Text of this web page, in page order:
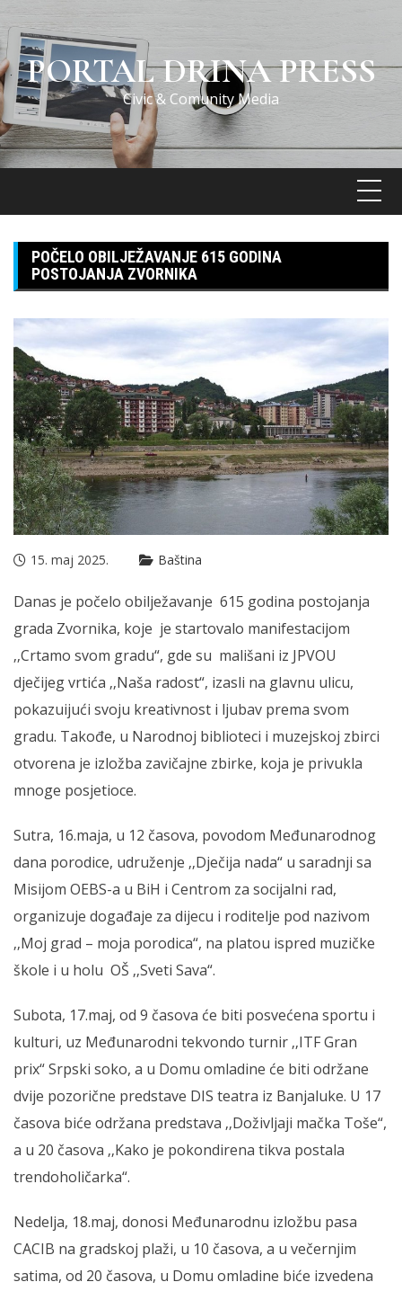
Skip
to
contentPORTAL DRINA PRESS
Civic & Comunity Media
POČELO OBILJEŽAVANJE 615 GODINA
POSTOJANJA ZVORNIKA
15. maj 2025. Baština
Danas je počelo obilježavanje 615 godina postojanja
grada Zvornika, koje je startovalo manifestacijom
‚‚Crtamo svom gradu“, gde su mališani iz JPVOU
dječijeg vrtića ‚‚Naša radost“, izasli na glavnu ulicu,
pokazuijući svoju kreativnost i ljubav prema svom
gradu. Takođe, u Narodnoj biblioteci i muzejskoj zbirci
otvorena je izložba zavičajne zbirke, koja je privukla
mnoge posjetioce.
Sutra, 16.maja, u 12 časova, povodom Međunarodnog
dana porodice, udruženje ‚‚Dječija nada“ u saradnji sa
Misijom OEBS-a u BiH i Centrom za socijalni rad,
organizuje događaje za dijecu i roditelje pod nazivom
‚‚Moj grad – moja porodica“, na platou ispred muzičke
škole i u holu OŠ ‚‚Sveti Sava“.
Subota, 17.maj, od 9 časova će biti posvećena sportu i
kulturi, uz Međunarodni tekvondo turnir ‚‚ITF Gran
prix“ Srpski soko, a u Domu omladine će biti održane
dvije pozorične predstave DIS teatra iz Banjaluke. U 17
časova biće održana predstava ‚‚Doživljaji mačka Toše“,
a u 20 časova ‚‚Kako je pokondirena tikva postala
trendoholičarka“.
Nedelja, 18.maj, donosi Međunarodnu izložbu pasa
CACIB na gradskoj plaži, u 10 časova, a u večernjim
satima, od 20 časova, u Domu omladine biće izvedena